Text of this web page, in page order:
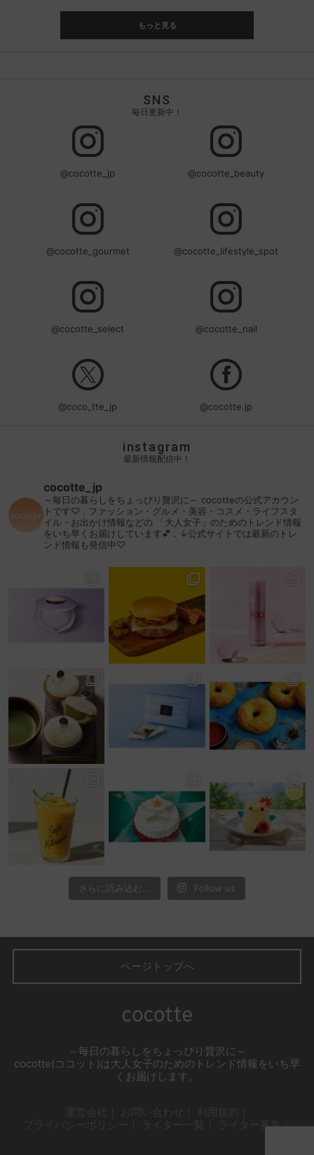
もっと見る
SNS
毎日更新中！
@cocotte_jp @cocotte_beauty
@cocotte_gourmet @cocotte_lifestyle_spot
@cocotte_select @cocotte_nail
@coco_tte_jp @cocotte.jp
instagram
最新情報配信中！
cocotte_jp
～毎日の暮らしをちょっぴり贅沢に～ cocotteの公式アカウン
トです♡ . ファッション・グルメ・美容・コスメ・ライフスタ
イル・お出かけ情報などの 「大人女子」のためのトレンド情報
をいち早くお届けしています💕 . ↓公式サイトでは最新のトレ
ンド情報も発信中♡
さらに読み込む... Follow us
ページトップへ
～毎日の暮らしをちょっぴり贅沢に～
cocotte(ココット)は大人女子のためのトレンド情報をいち早
くお届けします。
ライター募集